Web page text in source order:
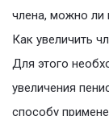
члена, можно ли
Как увеличить
Для этого
увеличения
способу